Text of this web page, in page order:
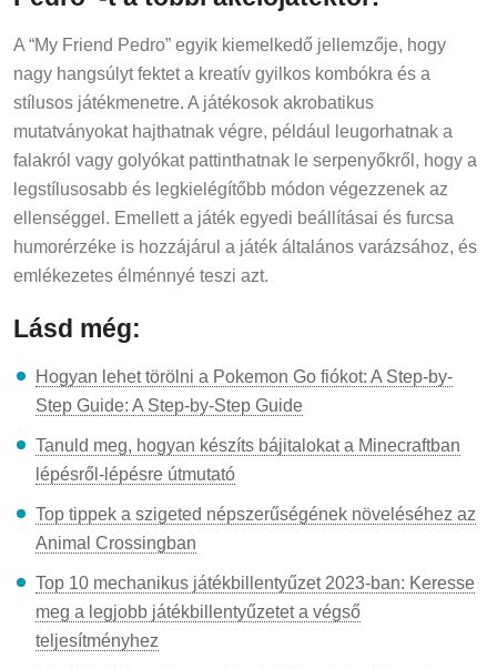
A “My Friend Pedro” egyik kiemelkedő jellemzője, hogy
nagy hangsúlyt fektet a kreatív gyilkos kombókra és a
stílusos játékmenetre. A játékosok akrobatikus
mutatványokat hajthatnak végre, például leugorhatnak a
falakról vagy golyókat pattinthatnak le serpenyőkről, hogy a
legstílusosabb és legkielégítőbb módon végezzenek az
ellenséggel. Emellett a játék egyedi beállításai és furcsa
humorérzéke is hozzájárul a játék általános varázsához, és
emlékezetes élménnyé teszi azt.
Lásd még:
Hogyan lehet törölni a Pokemon Go fiókot: A Step-by-
Step Guide: A Step-by-Step Guide
Tanuld meg, hogyan készíts bájitalokat a Minecraftban
lépésről-lépésre útmutató
Top tippek a szigeted népszerűségének növeléséhez az
Animal Crossingban
Top 10 mechanikus játékbillentyűzet 2023-ban: Keresse
meg a legjobb játékbillentyűzetet a végső
teljesítményhez